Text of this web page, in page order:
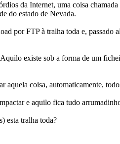
da Internet, uma coisa
do estado de Nevada.
por FTP à tralha toda e, passado
existe sob a forma de um
aquela coisa, automaticamente,
e aquilo fica tudo
esta tralha toda?